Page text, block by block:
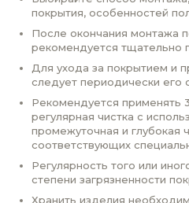
покрытия, особенностей
После окончания монтажа
рекомендуется тщательно
Для ухода за покрытием и
следует периодически его
Рекомендуется применять
регулярная чистка с
промежуточная и глубокая
соответствующих
Регулярность того или
степени загрязненности
Хранить изделия